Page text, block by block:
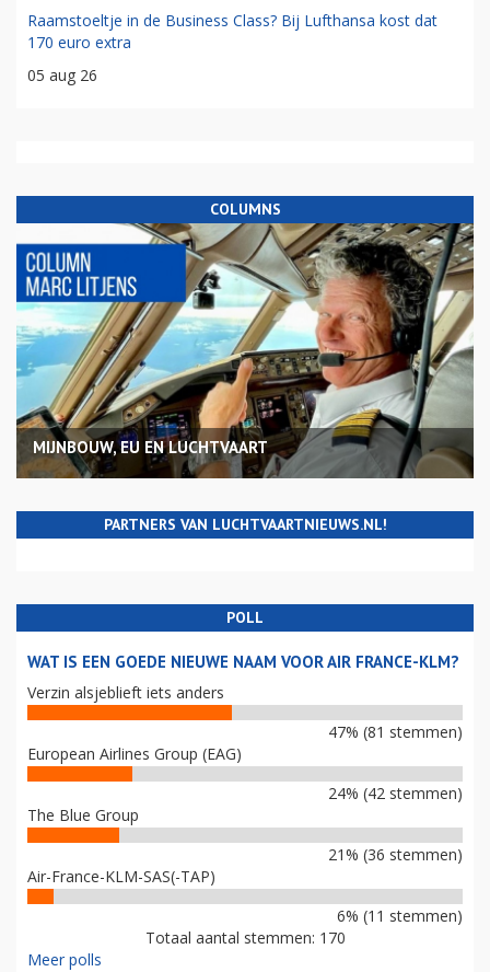
Raamstoeltje in de Business Class? Bij Lufthansa kost dat
170 euro extra
05 aug 26
COLUMNS
MIJNBOUW, EU EN LUCHTVAART
PARTNERS VAN LUCHTVAARTNIEUWS.NL!
POLL
WAT IS EEN GOEDE NIEUWE NAAM VOOR AIR FRANCE-KLM?
Verzin alsjeblieft iets anders
47% (81 stemmen)
European Airlines Group (EAG)
24% (42 stemmen)
The Blue Group
21% (36 stemmen)
Air-France-KLM-SAS(-TAP)
6% (11 stemmen)
Totaal aantal stemmen: 170
Meer polls